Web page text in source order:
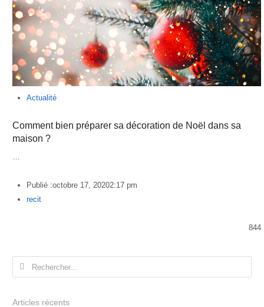
Actualité
Comment bien préparer sa décoration de Noël dans sa
maison ?
…
Publié :octobre 17, 20202:17 pm
Author
recit
844
Rechercher :
Articles récents